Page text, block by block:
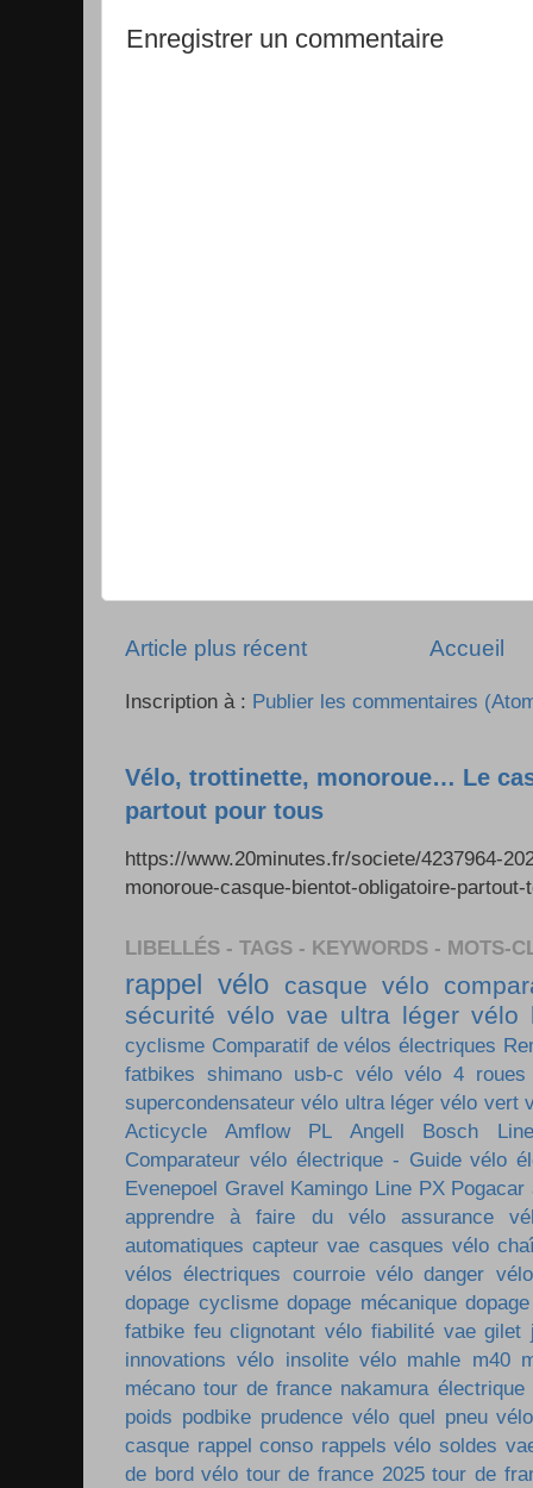
Enregistrer un commentaire
Article plus récent Accueil
Inscription à : Publier les commentaires
Vélo, trottinette, monoroue… Le
partout pour tous
https://www.20minutes.fr/societe/4237964-
monoroue-casque-bientot-obligatoire-
LIBELLÉS - TAGS - KEYWORDS - MOTS-
rappel vélo casque vélo
sécurité vélo vae ultra léger vélo
cyclisme Comparatif de vélos électriques
fatbikes shimano usb-c vélo vélo 4 roues
supercondensateur vélo ultra léger vélo vert
Acticycle
Amflow PL Angell
Bosch
Comparateur vélo électrique - Guide vélo
Evenepoel Gravel Kamingo Line PX Pogacar
apprendre à faire du vélo
assurance
automatiques capteur vae casques vélo
vélos électriques courroie vélo danger vélo
dopage cyclisme dopage mécanique
fatbike feu clignotant vélo fiabilité vae gilet
innovations vélo insolite vélo mahle m40
mécano tour de france nakamura électrique
poids podbike prudence vélo quel pneu vélo
casque rappel conso rappels vélo soldes
de bord vélo tour de france 2025 tour de